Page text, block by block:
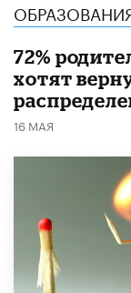
72%
хотят
16 МАЯ